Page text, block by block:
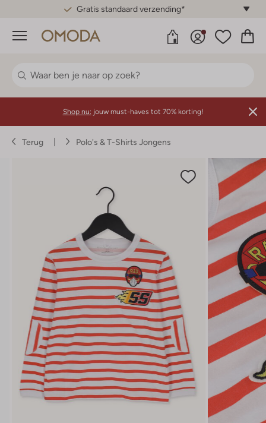
Gratis standaard verzending*
Menu
Shop nu: jouw must-haves tot 70% korting!
Terug Polo's & T-Shirts Jongens